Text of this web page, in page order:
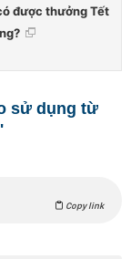
được thưởng Tết
sử dụng từ
Copy link